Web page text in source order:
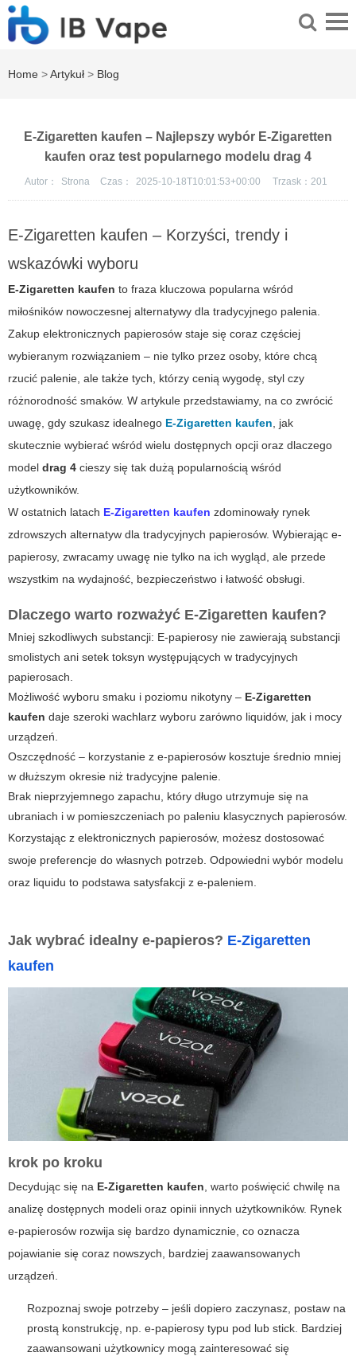
Home >Artykuł > Blog
E-Zigaretten kaufen – Najlepszy wybór E-Zigaretten
kaufen oraz test popularnego modelu drag 4
Autor： Strona Czas： 2025-10-18T10:01:53+00:00 Trzask： 201
E-Zigaretten kaufen – Korzyści, trendy i
wskazówki wyboru
E-Zigaretten kaufen to fraza kluczowa popularna wśród
miłośników nowoczesnej alternatywy dla tradycyjnego palenia.
Zakup elektronicznych papierosów staje się coraz częściej
wybieranym rozwiązaniem – nie tylko przez osoby, które chcą
rzucić palenie, ale także tych, którzy cenią wygodę, styl czy
różnorodność smaków. W artykule przedstawiamy, na co zwrócić
uwagę, gdy szukasz idealnego E-Zigaretten kaufen, jak
skutecznie wybierać wśród wielu dostępnych opcji oraz dlaczego
model drag 4 cieszy się tak dużą popularnością wśród
użytkowników.
W ostatnich latach E-Zigaretten kaufen zdominowały rynek
zdrowszych alternatyw dla tradycyjnych papierosów. Wybierając e-
papierosy, zwracamy uwagę nie tylko na ich wygląd, ale przede
wszystkim na wydajność, bezpieczeństwo i łatwość obsługi.
Dlaczego warto rozważyć E-Zigaretten kaufen?
Mniej szkodliwych substancji: E-papierosy nie zawierają substancji
smolistych ani setek toksyn występujących w tradycyjnych
papierosach.
Możliwość wyboru smaku i poziomu nikotyny – E-Zigaretten
kaufen daje szeroki wachlarz wyboru zarówno liquidów, jak i mocy
urządzeń.
Oszczędność – korzystanie z e-papierosów kosztuje średnio mniej
w dłuższym okresie niż tradycyjne palenie.
Brak nieprzyjemnego zapachu, który długo utrzymuje się na
ubraniach i w pomieszczeniach po paleniu klasycznych papierosów.
Korzystając z elektronicznych papierosów, możesz dostosować
swoje preferencje do własnych potrzeb. Odpowiedni wybór modelu
oraz liquidu to podstawa satysfakcji z e-paleniem.
Jak wybrać idealny e-papieros? E-Zigaretten
kaufen
krok po kroku
Decydując się na E-Zigaretten kaufen , warto poświęcić chwilę na
analizę dostępnych modeli oraz opinii innych użytkowników. Rynek
e-papierosów rozwija się bardzo dynamicznie, co oznacza
pojawianie się coraz nowszych, bardziej zaawansowanych
urządzeń.
Rozpoznaj swoje potrzeby – jeśli dopiero zaczynasz, postaw na
prostą konstrukcję, np. e-papierosy typu pod lub stick. Bardziej
zaawansowani użytkownicy mogą zainteresować się